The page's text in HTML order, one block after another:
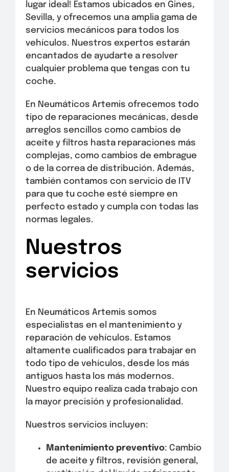
lugar ideal! Estamos ubicados en Gines,
Sevilla, y ofrecemos una amplia gama de
servicios mecánicos para todos los
vehículos. Nuestros expertos estarán
encantados de ayudarte a resolver
cualquier problema que tengas con tu
coche.
En Neumáticos Artemis ofrecemos todo
tipo de reparaciones mecánicas, desde
arreglos sencillos como cambios de
aceite y filtros hasta reparaciones más
complejas, como cambios de embrague
o de la correa de distribución. Además,
también contamos con servicio de ITV
para que tu coche esté siempre en
perfecto estado y cumpla con todas las
normas legales.
Nuestros
servicios
En Neumáticos Artemis somos
especialistas en el mantenimiento y
reparación de vehículos. Estamos
altamente cualificados para trabajar en
todo tipo de vehículos, desde los más
antiguos hasta los más modernos.
Nuestro equipo realiza cada trabajo con
la mayor precisión y profesionalidad.
Nuestros servicios incluyen:
Mantenimiento preventivo: Cambio
de aceite y filtros, revisión general,